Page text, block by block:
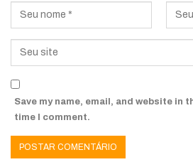
Save my name, email, and website in
time I comment.